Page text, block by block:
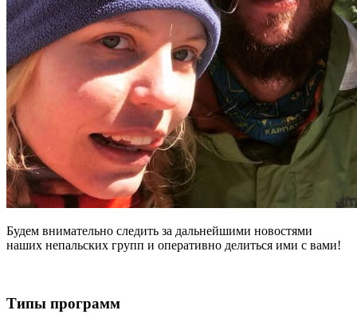
Будем внимательно следить за дальнейшими новостями
наших непальских групп и оперативно делиться ими с вами!
Типы программ